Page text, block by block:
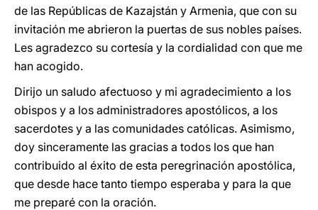
de las Repúblicas de Kazajstán y Armenia, que con su
invitación me abrieron la puertas de sus nobles países.
Les agradezco su cortesía y la cordialidad con que me
han acogido.
Dirijo un saludo afectuoso y mi agradecimiento a los
obispos y a los administradores apostólicos, a los
sacerdotes y a las comunidades católicas. Asimismo,
doy sinceramente las gracias a todos los que han
contribuido al éxito de esta peregrinación apostólica,
que desde hace tanto tiempo esperaba y para la que
me preparé con la oración.